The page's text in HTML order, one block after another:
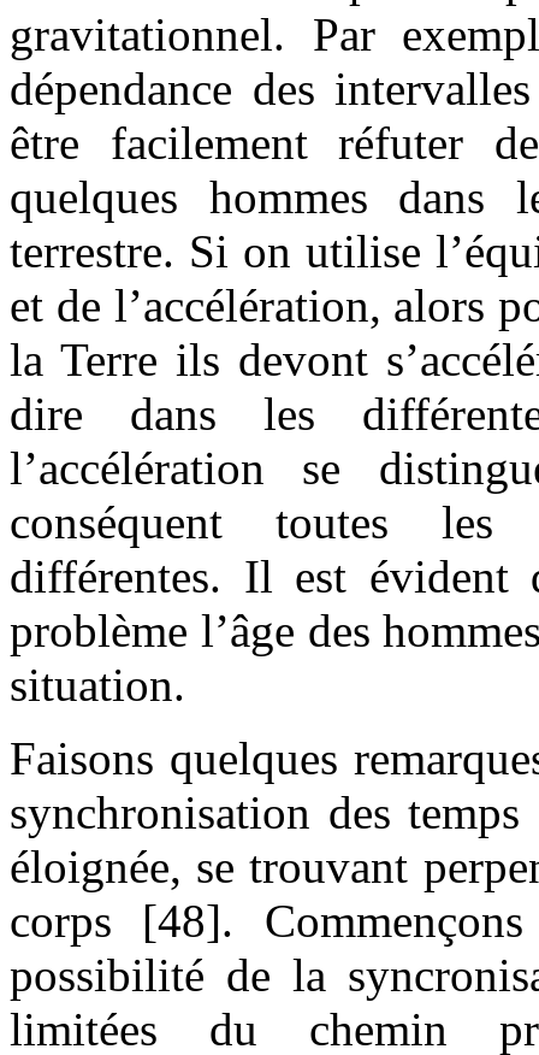
gravitationnel. Par
dépendance des
être facilement réfuter
quelques hommes dans
terrestre. Si on utilise
et de l’accélération, alors
la Terre ils devont
dire dans les
l’accélération se
conséquent toutes les
différentes. Il est
problème l’âge des
situation.
Faisons quelques
synchronisation des
éloignée, se trouvant
corps [48].
possibilité de la
limitées du chemin